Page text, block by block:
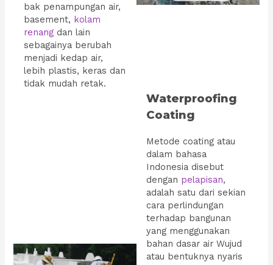
bak penampungan air,
basement, kolam
renangdan lain
sebagainya berubah
menjadi kedap air,
lebih plastis, keras dan
tidak mudah retak.
Waterproofing
Coating
Metode coating atau
dalam bahasa
Indonesia disebut
dengan pelapisan,
adalah satu dari sekian
cara perlindungan
terhadap bangunan
yang menggunakan
bahan dasar air Wujud
atau bentuknya nyaris